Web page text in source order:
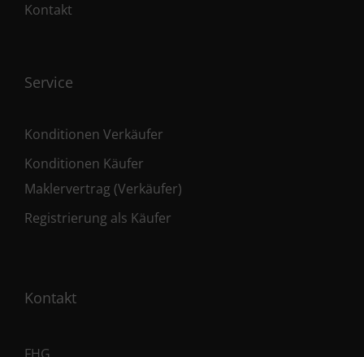
Kontakt
Service
Konditionen Verkäufer
Konditionen Käufer
Maklervertrag (Verkäufer)
Registrierung als Käufer
Kontakt